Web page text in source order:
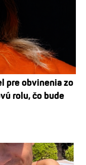
pre obvinenia zo
rolu, čo bude